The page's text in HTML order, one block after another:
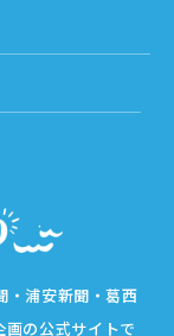
・浦安新聞・葛西
の公式サイトで